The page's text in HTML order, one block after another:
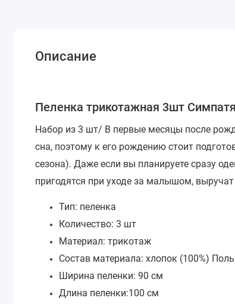
Описание
Пеленка трикотажная 3шт
Набор из 3 шт/ В первые месяцы после
сна, поэтому к его рождению стоит
сезона). Даже если вы планируете сразу
пригодятся при уходе за малышом,
Тип: пеленка
Количество: 3 шт
Материал: трикотаж
Состав материала: хлопок (100%)
Ширина пеленки: 90 см
Длина пеленки:100 см